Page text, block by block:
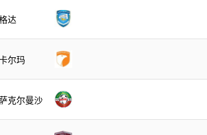
达
尔玛
克尔曼沙